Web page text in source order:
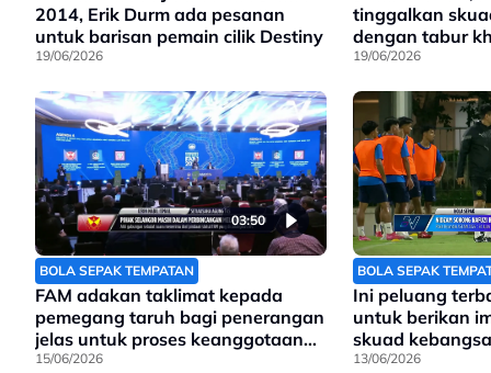
2014, Erik Durm ada pesanan
untuk barisan pemain cilik Destiny
19/06/2026
tinggalkan
dengan tabur
FC
19/06/2026
03:50
BOLA SEPAK TEMPATAN
FAM adakan taklimat kepada
pemegang taruh bagi penerangan
jelas untuk proses keanggotaan
baru
15/06/2026
BOLA SEPAK
Ini peluang
untuk berikan
skuad
Hyundai ASEAN
13/06/2026